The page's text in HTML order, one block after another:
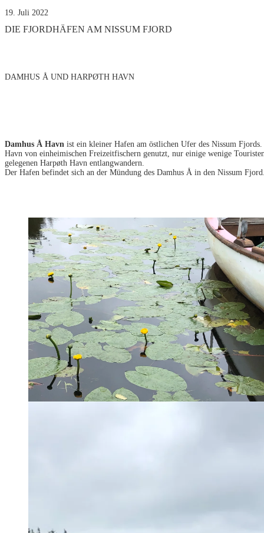
19. Juli 2022
DIE FJORDHÄFEN AM NISSUM FJORD
DAMHUS Å UND HARPØTH HAVN
Damhus Å Havn ist ein kleiner Hafen am östlichen Ufer des Nissum
Havn von einheimischen Freizeitfischern genutzt, nur einige wenige
gelegenen Harpøth Havn entlangwandern.
Der Hafen befindet sich an der Mündung des Damhus Å in den Nissum